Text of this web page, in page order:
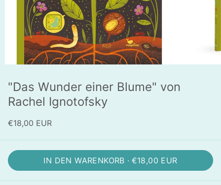
"Das Wunder einer Blume" von
Rachel Ignotofsky
€18,00 EUR
IN DEN WARENKORB · €18,00 EUR